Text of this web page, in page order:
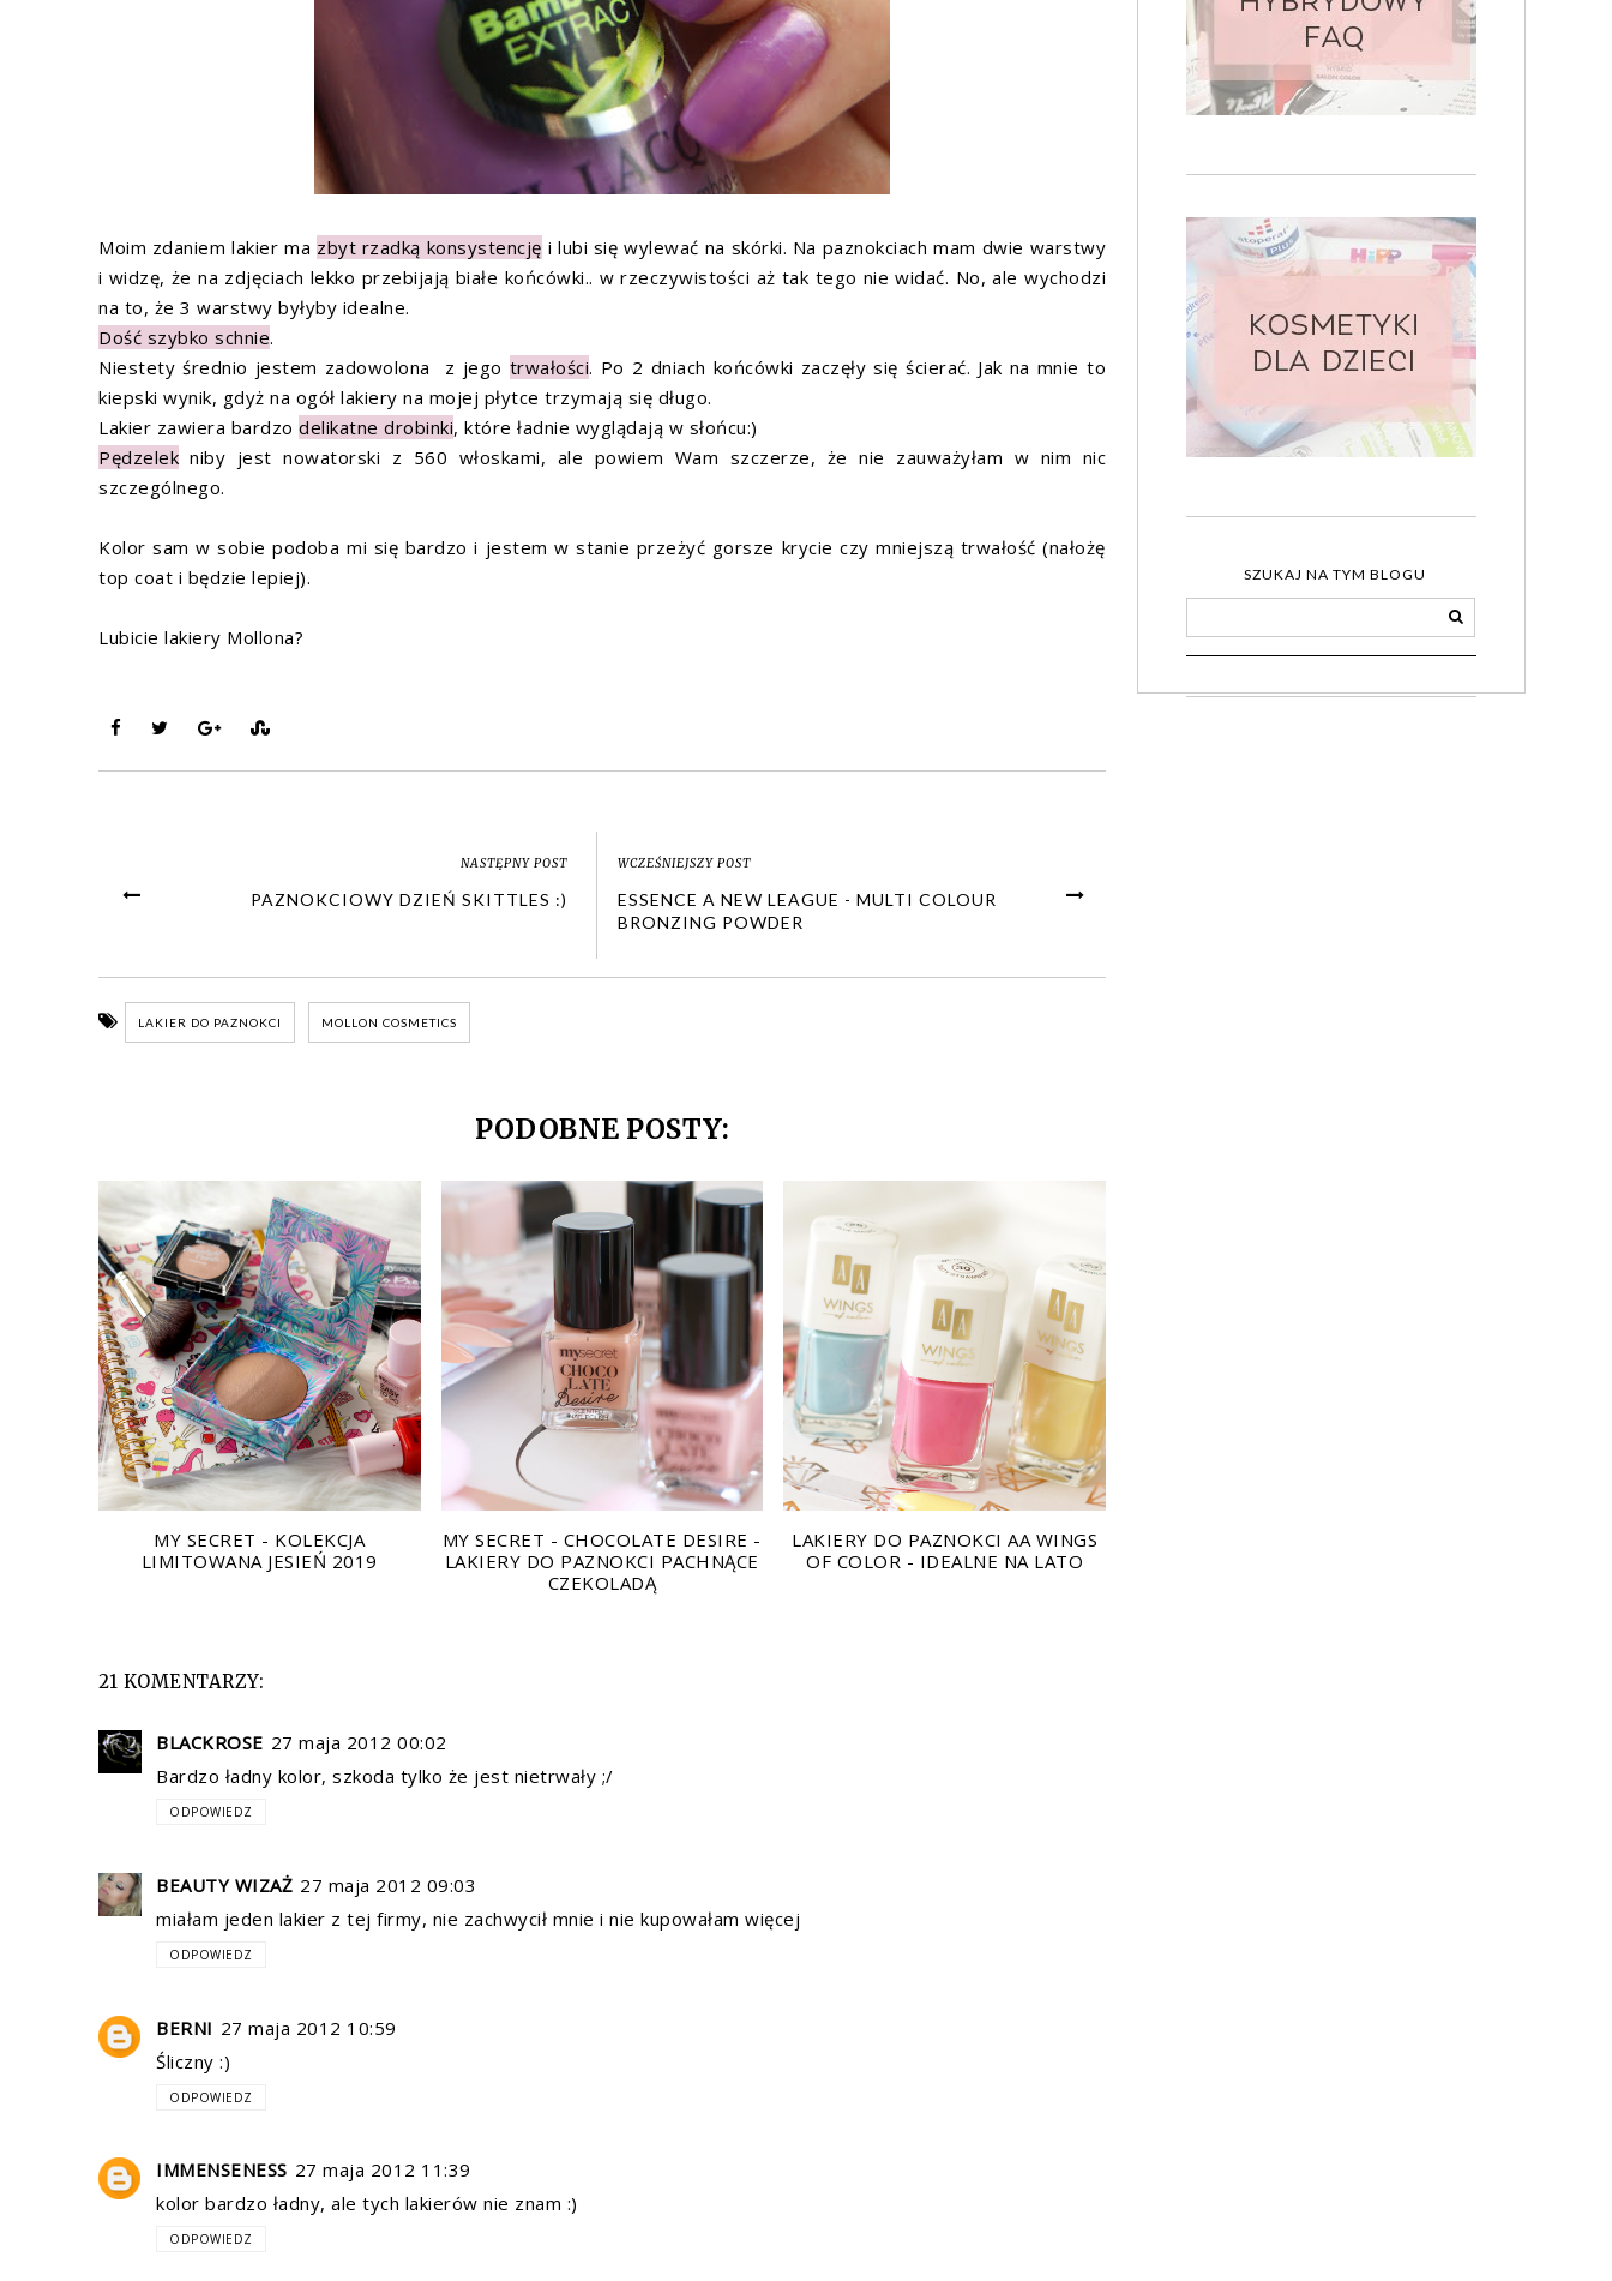
Moim zdaniem lakier ma zbyt rzadką konsystencję i lubi się wylewać na skórki. Na paznokciach mam dwie warstwy
i widzę, że na zdjęciach lekko przebijają białe końcówki.. w rzeczywistości aż tak tego nie widać. No, ale wychodzi
na to, że 3 warstwy byłyby idealne.
Dość szybko schnie.
Niestety średnio jestem zadowolona z jego trwałości. Po 2 dniach końcówki zaczęły się ścierać. Jak na mnie to
kiepski wynik, gdyż na ogół lakiery na mojej płytce trzymają się długo.
Lakier zawiera bardzo delikatne drobinki, które ładnie wyglądają w słońcu:)
Pędzelek niby jest nowatorski z 560 włoskami, ale powiem Wam szczerze, że nie zauważyłam w nim nic
szczególnego.
Kolor sam w sobie podoba mi się bardzo i jestem w stanie przeżyć gorsze krycie czy mniejszą trwałość (nałożę
top coat i będzie lepiej).
Lubicie lakiery Mollona?
NASTĘPNY POST
PAZNOKCIOWY DZIEŃ SKITTLES :)
WCZEŚNIEJSZY POST
ESSENCE A NEW LEAGUE - MULTI COLOUR
BRONZING POWDER
LAKIER DO PAZNOKCI MOLLON COSMETICS
PODOBNE POSTY:
MY SECRET - KOLEKCJA
LIMITOWANA JESIEŃ 2019
MY SECRET - CHOCOLATE DESIRE -
LAKIERY DO PAZNOKCI PACHNĄCE
CZEKOLADĄ
LAKIERY DO PAZNOKCI AA WINGS
OF COLOR - IDEALNE NA LATO
21 KOMENTARZY:
BLACKROSE 27 maja 2012 00:02
Bardzo ładny kolor, szkoda tylko że jest nietrwały ;/
ODPOWIEDZ
BEAUTY WIZAŻ 27 maja 2012 09:03
miałam jeden lakier z tej firmy, nie zachwycił mnie i nie kupowałam więcej
ODPOWIEDZ
BERNI 27 maja 2012 10:59
Śliczny :)
ODPOWIEDZ
IMMENSENESS 27 maja 2012 11:39
kolor bardzo ładny, ale tych lakierów nie znam :)
ODPOWIEDZ
SZUKAJ NA TYM BLOGU